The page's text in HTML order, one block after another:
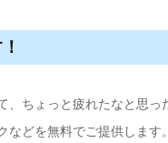
ちょっと疲れたなと思っ
どを無料でご提供します。